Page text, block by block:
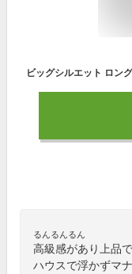
るんるんるん
高級感があり上品
ハウスで浮かずマ